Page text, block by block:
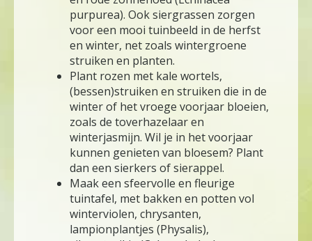
purpurea). Ook siergrassen zorgen
voor een mooi tuinbeeld in de herfst
en winter, net zoals wintergroene
struiken en planten.
Plant rozen met kale wortels,
(bessen)struiken en struiken die in de
winter of het vroege voorjaar bloeien,
zoals de toverhazelaar en
winterjasmijn. Wil je in het voorjaar
kunnen genieten van bloesem? Plant
dan een sierkers of sierappel.
Maak een sfeervolle en fleurige
tuintafel, met bakken en potten vol
winterviolen, chrysanten,
lampionplantjes (Physalis),